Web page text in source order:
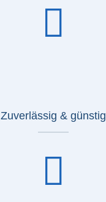
Zuverlässig & günstig